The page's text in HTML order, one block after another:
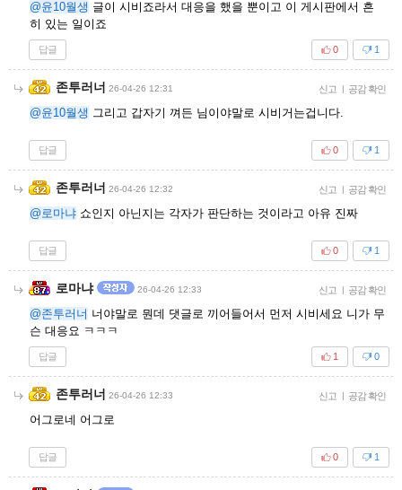
@윤10월생 글이 시비죠라서 대응을 했을 뿐이고 이 게시판에서 흔
히 있는 일이죠
답글 1
0
존투러너 26-04-26 12:31 신고 | 공감 확인
@윤10월생 그리고 갑자기 껴든 님이야말로 시비거는겁니다.
답글 1
0
존투러너 26-04-26 12:32 신고 | 공감 확인
@로마냐 쇼인지 아닌지는 각자가 판단하는 것이라고 아유 진짜
답글 1
0
로마냐 26-04-26 12:33 신고 | 공감 확인
@존투러너 너야말로 뭔데 댓글로 끼어들어서 먼저 시비세요 니가 무
슨 대응요 ㅋㅋㅋ
답글 0
1
존투러너 26-04-26 12:33 신고 | 공감 확인
어그로네 어그로
답글 1
0